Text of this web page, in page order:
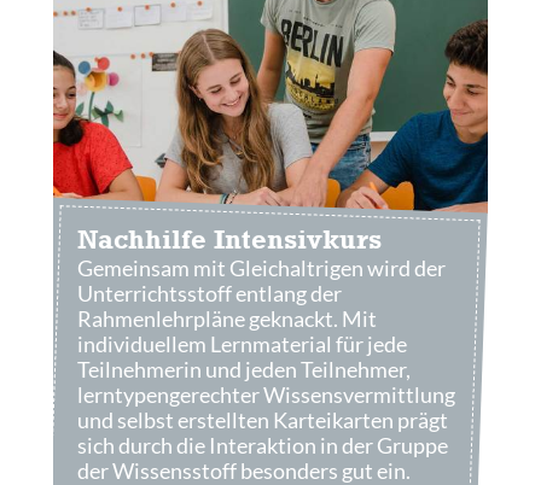
Nachhilfe Intensivkurs
Gemeinsam mit Gleichaltrigen wird der
Unterrichtsstoff entlang der
Rahmenlehrpläne geknackt. Mit
individuellem Lernmaterial für jede
Teilnehmerin und jeden Teilnehmer,
lerntypengerechter Wissensvermittlung
und selbst erstellten Karteikarten prägt
sich durch die Interaktion in der Gruppe
der Wissensstoff besonders gut ein.